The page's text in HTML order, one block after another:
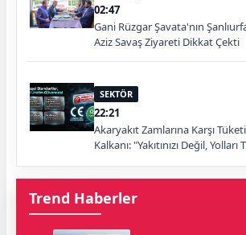
02:47
Gani Rüzgar Şavata'nın
Aziz Savaş Ziyareti Dikkat Çekti
SEKTÖR
22:21
Akaryakıt Zamlarına Karşı
Kalkanı: "Yakıtınızı Değil,
Trend Haberler